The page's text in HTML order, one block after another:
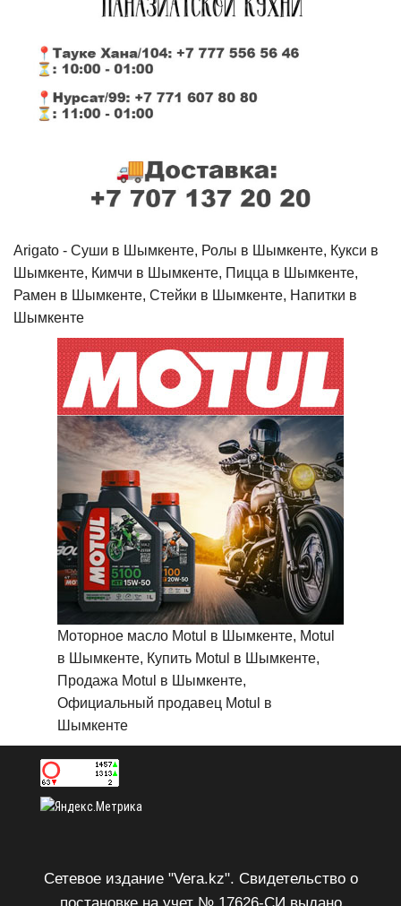
Arigato - Cуши в Шымкенте, Ролы в Шымкенте, Кукси в
Шымкенте, Кимчи в Шымкенте, Пицца в Шымкенте,
Рамен в Шымкенте, Стейки в Шымкенте, Напитки в
Шымкенте
Моторное масло Motul в Шымкенте, Motul
в Шымкенте, Купить Motul в Шымкенте,
Продажа Motul в Шымкенте,
Официальный продавец Motul в
Шымкенте
Сетевое издание "Vera.kz". Свидетельство о